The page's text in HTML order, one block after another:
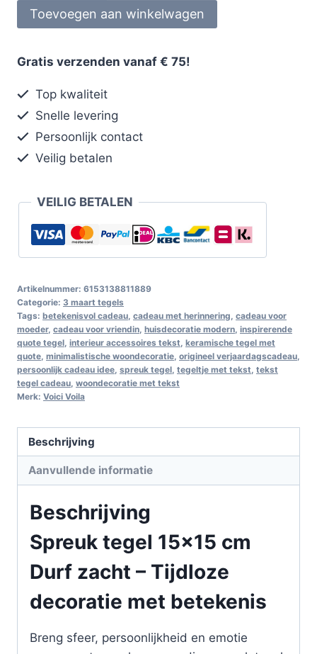
Toevoegen aan winkelwagen
Gratis verzenden vanaf € 75!
Top kwaliteit
Snelle levering
Persoonlijk contact
Veilig betalen
VEILIG BETALEN
Artikelnummer: 6153138811889
Categorie: 3 maart tegels
Tags: betekenisvol cadeau cadeau met herinnering cadeau voor
moeder, cadeau voor vriendin huisdecoratie modern inspirerende
quote tegel interieur accessoires tekst keramische tegel met
quote minimalistische woondecoratie origineel verjaardagscadeau
persoonlijk cadeau idee spreuk tegel tegeltje met tekst tekst
tegel cadeau woondecoratie met tekst
Merk: Voici Voila
Beschrijving
Aanvullende informatie
Beschrijving
Spreuk tegel 15×15 cm
Durf zacht – Tijdloze
decoratie met betekenis
Breng sfeer, persoonlijkheid en emotie